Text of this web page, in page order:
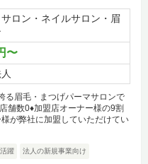
ロン・ネイルサロン・眉
〜
る眉毛・まつげパーマサロンで
舗数0♦加盟店オーナー様の9割
が弊社に加盟していただけてい
躍 法人の新規事業向け